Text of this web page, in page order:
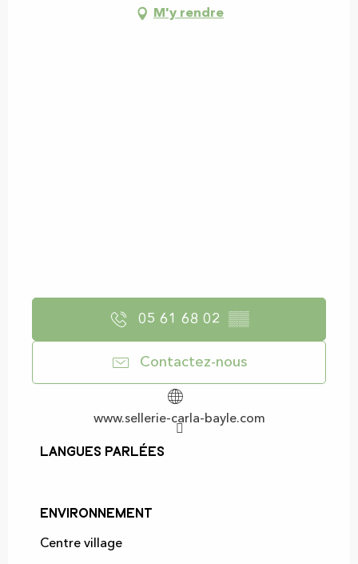
M'y rendre
05 61 68 02 ▒▒
Contactez-nous
www.sellerie-carla-bayle.com
Langues parlées
Langues parlées
Environnement
Environnement
Centre village